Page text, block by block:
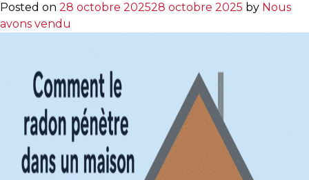
VOS
COURTIERS
Notre
Équipe
Partenaires
Posted on 28 octobre 202528 octobre 2025 by Nous
avons vendu